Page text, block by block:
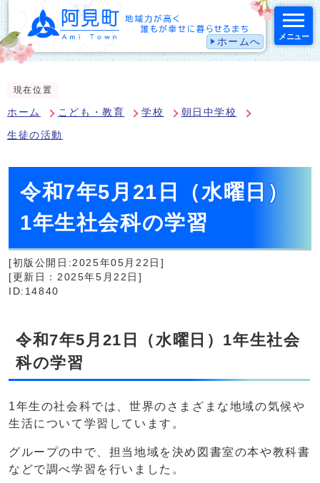
ホームへ メニュー
現在位置
ホーム こども・教育 学校 朝日中学校
生徒の活動
令和7年5月21日（水曜日）
1年生社会科の学習
[初版公開日:2025年05月22日]
[更新日：2025年5月22日]
ID:14840
令和7年5月21日（水曜日）1年生社会
科の学習
1年生の社会科では、世界のさまざまな地域の気候や
生活について学習しています。
グループの中で、担当地域を決め図書室の本や教科書
などで調べ学習を行いました。